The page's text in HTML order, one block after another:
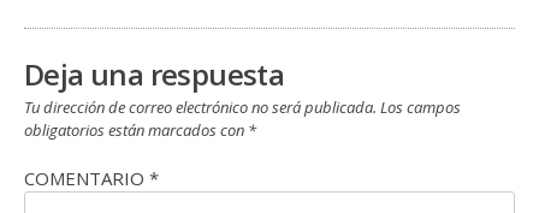
Deja una respuesta
Tu dirección de correo electrónico no será publicada. Los campos
obligatorios están marcados con *
COMENTARIO *